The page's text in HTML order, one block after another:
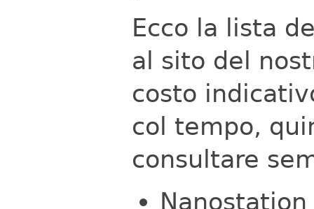
Ecco la lista
al sito del
costo
col tempo,
consultare